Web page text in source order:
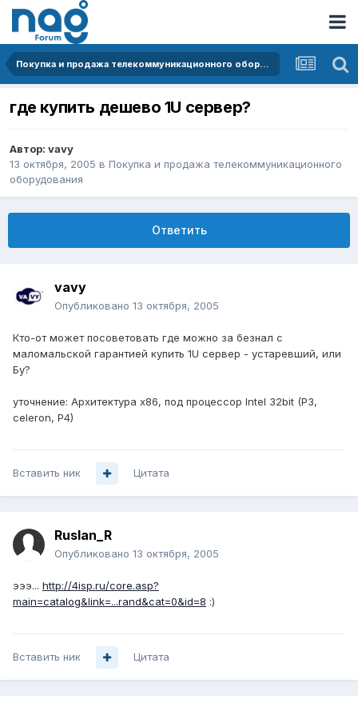
Покупка и продажа телекоммуникационного оборудования
где купить дешево 1U сервер?
Автор: vavy
13 октября, 2005 в Покупка и продажа телекоммуникационного
оборудования
Ответить
vavy
Опубликовано 13 октября, 2005
Кто-от может посоветовать где можно за безнал с
маломальской гарантией купить 1U сервер - устаревший, или
Бу?
уточнение: Архитектура x86, под процессор Intel 32bit (P3,
celeron, P4)
Вставить ник Цитата
Ruslan_R
Опубликовано 13 октября, 2005
эээ... http://4isp.ru/core.asp?
main=catalog&link=...rand&cat=0&id=8 :)
Вставить ник Цитата